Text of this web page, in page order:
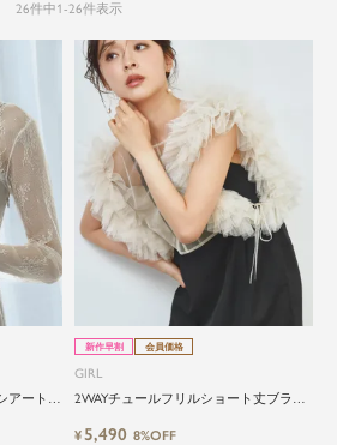
26件中1-26件表示
アートッ
新作早割 会員価格
GIRL
2WAYチュールフリルショート丈ブラウ
¥5,490 8%OFF